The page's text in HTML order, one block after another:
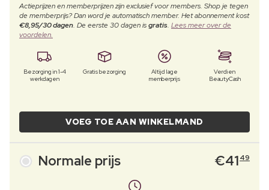
Actieprijzen en memberprijzen zijn exclusief voor members. Shop je tegen
de memberprijs? Dan word je automatisch member. Het abonnement kost
€8,95/30 dagen. De eerste 30 dagen isgratis. Lees meer over de
voordelen.
Bezorging in 1-4
werkdagen
Gratis bezorging
Altijd lage
memberprijs
Verdien
BeautyCash
VOEG TOE AAN WINKELMAND
Normale prijs €41 49